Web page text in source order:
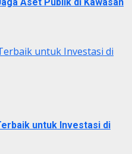
untuk Investasi di
untuk Investasi di